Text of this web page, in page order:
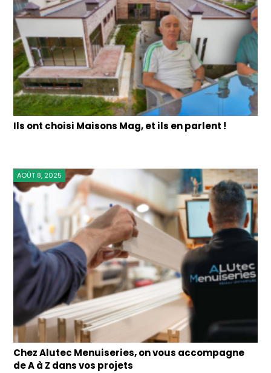
Ils ont choisi Maisons Mag, et ils en parlent !
Chez Alutec Menuiseries, on vous accompagne
de A à Z dans vos projets
AOÛT 8, 2025